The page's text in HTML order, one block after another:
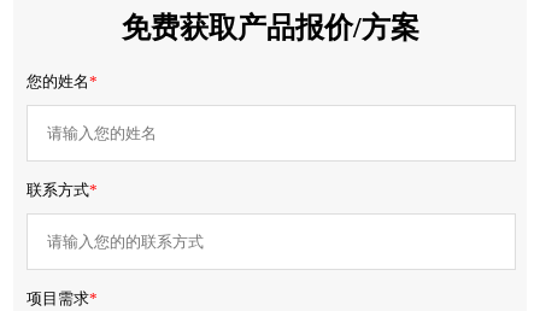
免费获取产品报价/方案
您的姓名*
联系方式*
项目需求*